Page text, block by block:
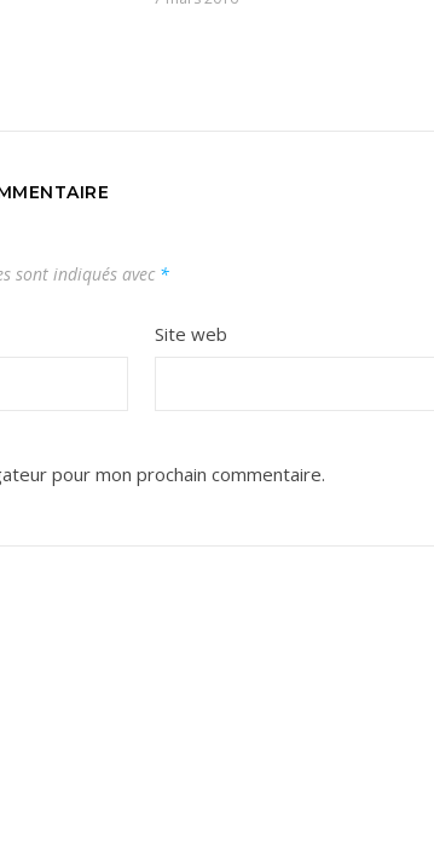
sont indiqués avec *
Site web
pour mon prochain commentaire.